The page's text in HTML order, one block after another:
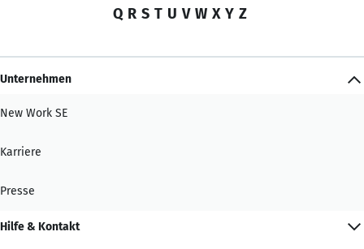
Q R S T U V W X Y Z
Unternehmen
New Work SE
Karriere
Presse
Hilfe & Kontakt